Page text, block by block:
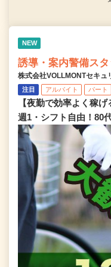
NEW
誘導・案内警備スタ
株式会社VOLLMONTセキ
注目 アルバイト パート
【夜勤で効率よく稼
週1・シフト自由！80